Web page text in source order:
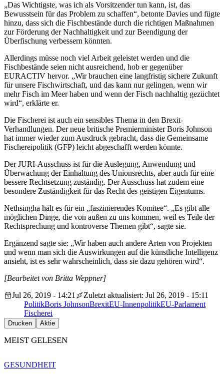
„Das Wichtigste, was ich als Vorsitzender tun kann, ist, das
Bewusstsein für das Problem zu schaffen“, betonte Davies und fügte
hinzu, dass sich die Fischbestände durch die richtigen Maßnahmen
zur Förderung der Nachhaltigkeit und zur Beendigung der
Überfischung verbessern könnten.
Allerdings müsse noch viel Arbeit geleistet werden und die
Fischbestände seien nicht ausreichend, hob er gegenüber
EURACTIV hervor. „Wir brauchen eine langfristig sichere Zukunft
für unsere Fischwirtschaft, und das kann nur gelingen, wenn wir
mehr Fisch im Meer haben und wenn der Fisch nachhaltig gezüchtet
wird“, erklärte er.
Die Fischerei ist auch ein sensibles Thema in den Brexit-
Verhandlungen. Der neue britische Premierminister Boris Johnson
hat immer wieder zum Ausdruck gebracht, dass die Gemeinsame
Fischereipolitik (GFP) leicht abgeschafft werden könnte.
Der JURI-Ausschuss ist für die Auslegung, Anwendung und
Überwachung der Einhaltung des Unionsrechts, aber auch für eine
bessere Rechtsetzung zuständig. Der Ausschuss hat zudem eine
besondere Zuständigkeit für das Recht des geistigen Eigentums.
Nethsingha hält es für ein „faszinierendes Komitee“. „Es gibt alle
möglichen Dinge, die von außen zu uns kommen, weil es Teile der
Rechtsprechung und kontroverse Themen gibt“, sagte sie.
Ergänzend sagte sie: „Wir haben auch andere Arten von Projekten
und wenn man sich die Auswirkungen auf die künstliche Intelligenz
ansieht, ist es sehr wahrscheinlich, dass sie dazu gehören wird“.
[Bearbeitet von Britta Weppner]
Jul 26, 2019 - 14:21
Zuletzt aktualisiert: Jul 26, 2019 - 15:11
PolitikBoris JohnsonBrexitEU-InnenpolitikEU-Parlament
Fischerei
Drucken Aktie
MEIST GELESEN
GESUNDHEIT